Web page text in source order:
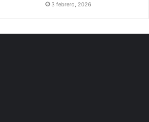
3 febrero, 2026